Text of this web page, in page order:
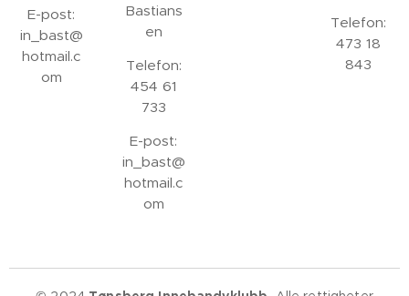
E-post:
in_bast@
hotmail.c
om
Bastians
en
Telefon:
454 61
733
E-post:
in_bast@
hotmail.c
om
Telefon:
473 18
843